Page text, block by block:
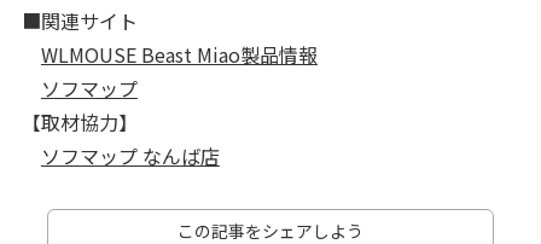
■関連サイト
WLMOUSE Beast Miao製品情報
ソフマップ
【取材協力】
ソフマップ なんば店
この記事をシェアしよう